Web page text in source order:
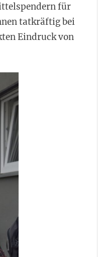
für
tatkräftig bei
Eindruck von